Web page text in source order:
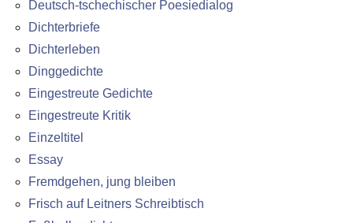
Deutsch-tschechischer Poesiedialog
Dichterbriefe
Dichterleben
Dinggedichte
Eingestreute Gedichte
Eingestreute Kritik
Einzeltitel
Essay
Fremdgehen, jung bleiben
Frisch auf Leitners Schreibtisch